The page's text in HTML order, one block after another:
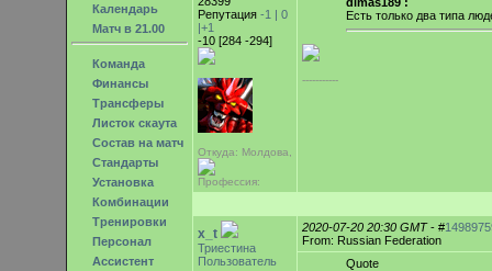
Календарь
Матч в 21.00
Команда
Финансы
Трансферы
Листок скаута
Состав на матч
Стандарты
Установка
Комбинации
Тренировки
Персонал
Ассистент
Репутация -1 | 0
|+1
-10 [284 -294]
Откуда: Молдова,
Профессия:
Есть только два типа
-----------
x_t
Триестина
Пользователь
2020-07-20 20:30 GMT- #
From: Russian Federation
Quote